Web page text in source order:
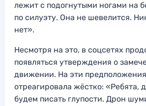
лежит с подогнутыми ногами на
по силуэту. Она не шевелится.
нет».
Несмотря на это, в соцсетях
появляться утверждения о
движении. На эти
отреагировала жёстко: «Ребята,
будем писать глупости. Дрон